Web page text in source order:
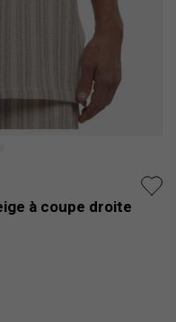
à coupe droite